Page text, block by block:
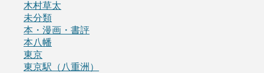
木村草太
未分類
本・漫画・書評
本八幡
東京
東京駅（八重洲）